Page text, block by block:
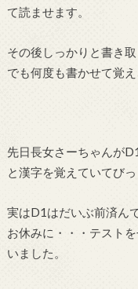
て読ませます。
その後しっかりと書き
でも何度も書かせて覚
先日長女さーちゃんが
と漢字を覚えていてびっ
実はD1はだいぶ前済ん
お休みに・・・テスト
いました。